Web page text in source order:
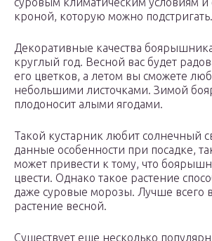
кроной, которую можно подстригать.
Декоративные качества
круглый год. Весной вас будет
его цветков, а летом вы сможете
небольшими листочками. Зимой
плодоносит алыми ягодами.
Такой кустарник любит солнечный
данные особенности при посадке,
может привести к тому, что
цвести. Однако такое растение
даже суровые морозы. Лучше всего
растение весной.
Существует еще несколько